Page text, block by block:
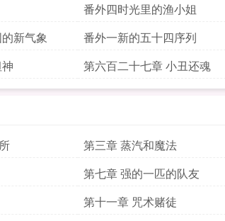
番外四时光里的渔小姐
新气象 番外一新的五十四序列
第六百二十七章 小丑还魂
第三章 蒸汽和魔法
第七章 强的一匹的队友
第十一章 咒术赌徒